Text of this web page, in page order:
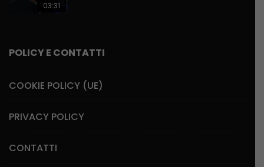
03:31
POLICY E CONTATTI
COOKIE POLICY (UE)
PRIVACY POLICY
CONTATTI